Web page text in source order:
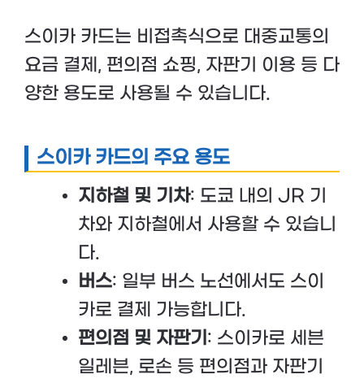
스이카 카드는 비접촉식으로 대중교통의
요금 결제, 편의점 쇼핑, 자판기 이용 등 다
양한 용도로 사용될 수 있습니다.
스이카 카드의 주요 용도
지하철 및 기차: 도쿄 내의 JR 기
차와 지하철에서 사용할 수 있습니
다.
버스: 일부 버스 노선에서도 스이
카로 결제 가능합니다.
편의점 및 자판기 : 스이카로 세븐
일레븐, 로손 등 편의점과 자판기